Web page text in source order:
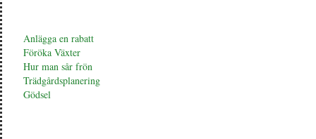
Anlägga en rabatt
Föröka Växter
Hur man sår frön
Trädgårdsplanering
Gödsel